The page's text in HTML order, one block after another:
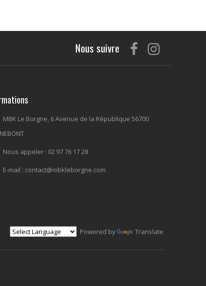
Nous suivre
MBK Le Borgne, 6 Avenue de la République 56700
Nous appeler : 02 97 76 17 28
E-mail : contact@mbkleborgne.com
Powered by Translate